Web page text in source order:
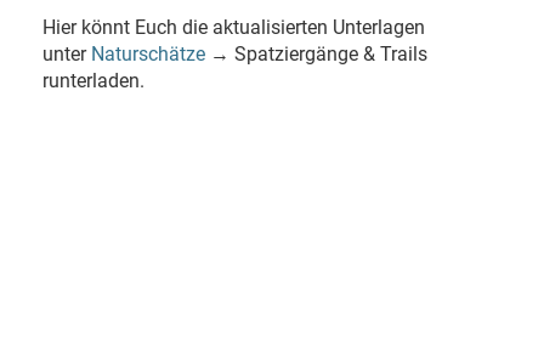
Hier könnt Euch die aktualisierten Unterlagen
unter Naturschätze → Spatziergänge & Trails
runterladen.